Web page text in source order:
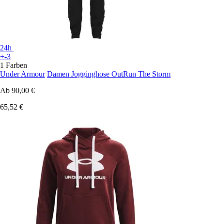
24h
+-3
1 Farben
Under Armour Damen Jogginghose OutRun The Storm
Ab 90,00 €
65,52 €